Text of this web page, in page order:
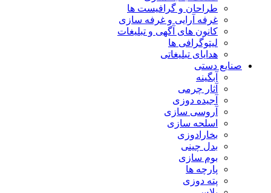
طراحان و گرافیست ها
غرفه آرایی و غرفه سازی
کانون های آگهی و تبلیغات
لیتوگرافی ها
هدایای تبلیغاتی
صنایع دستی
آبگینه
آثار چرمی
آجیده دوزی
آروسی سازی
اسلحه سازی
بخارادوزی
بدل چینی
بوم سازی
پارچه ها
پته دوزی